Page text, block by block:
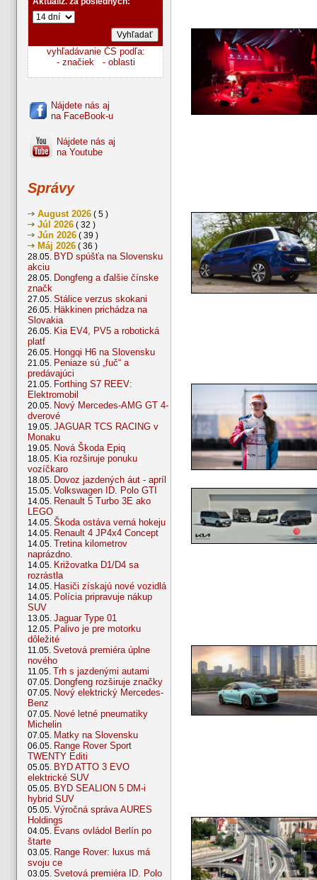
vyhľadávanie ČS podľa:
- značiek
- oblasti
Nájdete nás aj
na FaceBook-u
Nájdete nás aj
na Youtube
Správy
August 2026 ( 5 )
Júl 2026 ( 32 )
Jún 2026 ( 39 )
Máj 2026 ( 36 )
28.05. BYD spúšťa na Slovensku
akciu
28.05. Dongfeng a ďalšie čínske
značk
27.05. Stálice verzus skokani
26.05. Häkkinen prichádza na
Slovakia
26.05. Kia EV4, PV5 a robotická
platf
26.05. Hongqi H6 na Slovensku
21.05. Peniaze sú „fuč“ a
predávajúci
21.05. Forthing S7 REEV:
Elektromobil
20.05. Nový Mercedes-AMG GT 4-
dverové
19.05. JAGUAR TCS RACING v
Monaku
19.05. Nová Škoda Epiq
18.05. Kia rozširuje ponuku
vozíčkaro
18.05. Dovoz jazdených áut - apríl
15.05. Volkswagen ID. Polo GTI
14.05. Renault 5 Turbo 3E ako
LEGO
14.05. Škoda ostáva verná hokeju
14.05. Renault 4 JP4x4 Concept
14.05. Tretina kilometrov
naprázdno.
14.05. Križovatka D1/D4 sa
rozrástla
14.05. Hasiči získajú nové vozidlá
14.05. Polícia pripravuje nákup
SUV
13.05. Jaguar Type 01
12.05. Palivo je pre motorku
dôležité
11.05. Svetová premiéra úplne
nového
11.05. Trh s jazdenými autami
07.05. Dongfeng rozširuje značky
07.05. Nový elektrický Mercedes-
Benz
07.05. Nové letné pneumatiky
Michelin
07.05. Matky na Slovensku
06.05. Range Rover Sport
TWENTY Editi
05.05. BYD ATTO 3 EVO
elektrické SUV
05.05. BYD SEALION 5 DM-i
hybrid SUV
05.05. Výročná správa AURES
Holdings
04.05. Evans ovládol Berlín po
štarte
03.05. Range Rover: luxus má
svoju ce
03.05. Svetová premiéra ID. Polo